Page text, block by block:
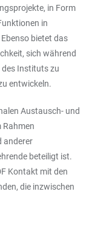
, in Form
in
bietet das
sich während
des Instituts zu
entwickeln.
Austausch- und
Rahmen
anderer
beteiligt ist.
Kontakt mit den
die inzwischen